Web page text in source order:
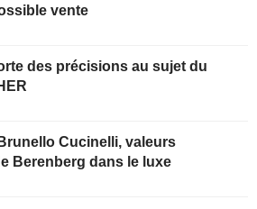
vente
des précisions au sujet du
Cucinelli, valeurs
Berenberg dans le luxe